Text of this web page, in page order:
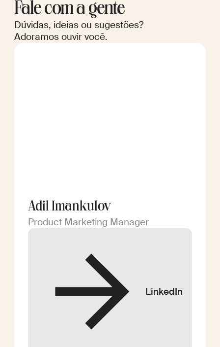
Fale com a gente
Dúvidas, ideias ou sugestões?
Adoramos ouvir você.
Adil Imankulov
Product Marketing Manager
LinkedIn